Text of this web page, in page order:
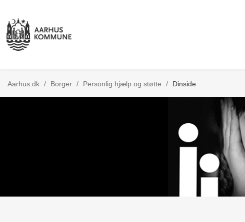
Aarhus.dk / Borger / Tilbage til
Personlig hjælp og støtte / Dinside